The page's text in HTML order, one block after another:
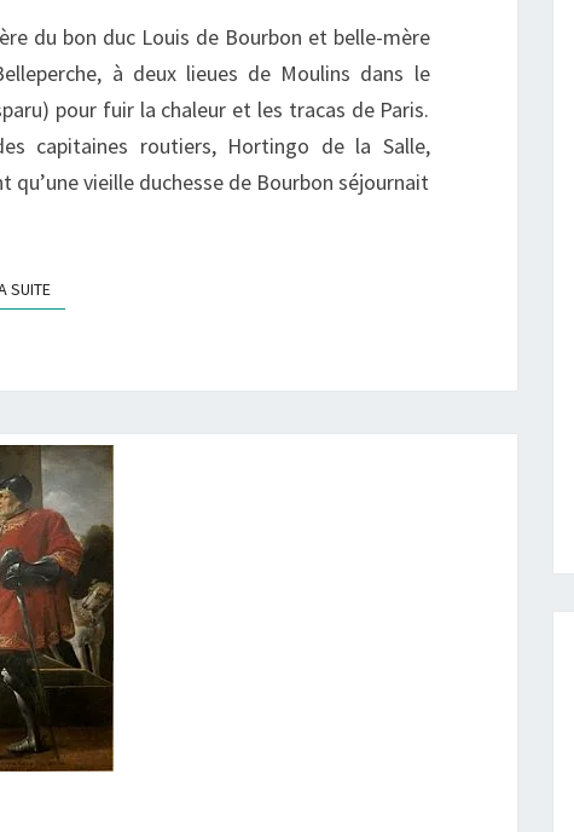
EN
FÉVRIER
1370
du bon duc Louis de Bourbon et belle-mère
à deux lieues de Moulins dans le
pour fuir la chaleur et les tracas de Paris.
capitaines routiers, Hortingo de la Salle,
qu’une vieille duchesse de Bourbon séjournait
SUITELIRE LA SUITE